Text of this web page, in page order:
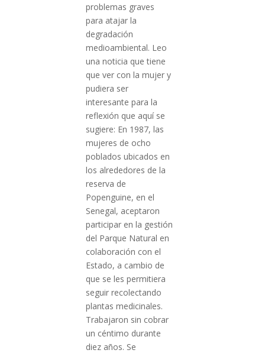
problemas graves
para atajar la
degradación
medioambiental. Leo
una noticia que tiene
que ver con la mujer y
pudiera ser
interesante para la
reflexión que aquí se
sugiere: En 1987, las
mujeres de ocho
poblados ubicados en
los alrededores de la
reserva de
Popenguine, en el
Senegal, aceptaron
participar en la gestión
del Parque Natural en
colaboración con el
Estado, a cambio de
que se les permitiera
seguir recolectando
plantas medicinales.
Trabajaron sin cobrar
un céntimo durante
diez años. Se